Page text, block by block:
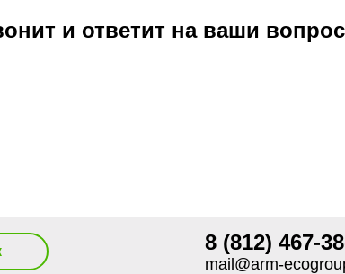
и ответит на ваши
8 (812) 467-
mail@arm-